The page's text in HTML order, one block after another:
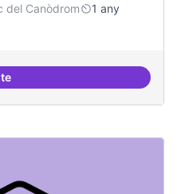
del Canòdrom
1 any
nos amb les